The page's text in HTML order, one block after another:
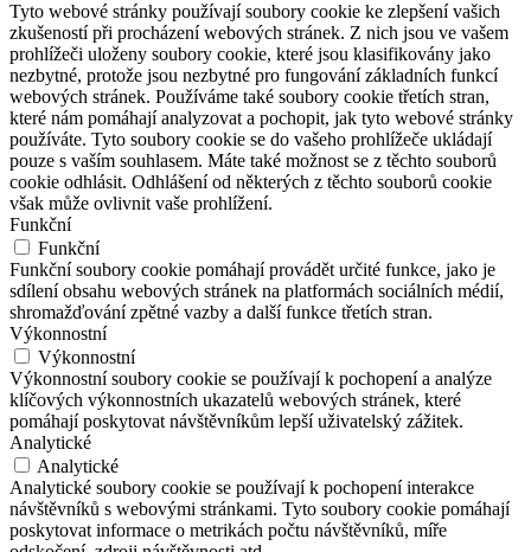
Tyto webové stránky používají soubory cookie ke zlepšení vašich
zkušeností při procházení webových stránek. Z nich jsou ve vašem
prohlížeči uloženy soubory cookie, které jsou klasifikovány jako
nezbytné, protože jsou nezbytné pro fungování základních funkcí
webových stránek. Používáme také soubory cookie třetích stran,
které nám pomáhají analyzovat a pochopit, jak tyto webové stránky
používáte. Tyto soubory cookie se do vašeho prohlížeče ukládají
pouze s vaším souhlasem. Máte také možnost se z těchto souborů
cookie odhlásit. Odhlášení od některých z těchto souborů cookie
však může ovlivnit vaše prohlížení.
Funkční
Funkční
Funkční soubory cookie pomáhají provádět určité funkce, jako je
sdílení obsahu webových stránek na platformách sociálních médií,
shromažďování zpětné vazby a další funkce třetích stran.
Výkonnostní
Výkonnostní
Výkonnostní soubory cookie se používají k pochopení a analýze
klíčových výkonnostních ukazatelů webových stránek, které
pomáhají poskytovat návštěvníkům lepší uživatelský zážitek.
Analytické
Analytické
Analytické soubory cookie se používají k pochopení interakce
návštěvníků s webovými stránkami. Tyto soubory cookie pomáhají
poskytovat informace o metrikách počtu návštěvníků, míře